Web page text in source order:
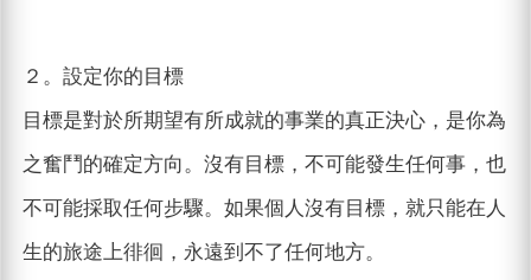
２。設定你的目標
目標是對於所期望有所成就的事業的真正決心，是你為
之奮鬥的確定方向。沒有目標，不可能發生任何事，也
不可能採取任何步驟。如果個人沒有目標，就只能在人
生的旅途上徘徊，永遠到不了任何地方。